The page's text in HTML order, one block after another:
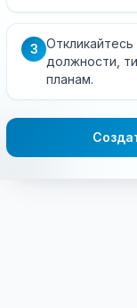
3
должности,
планам.